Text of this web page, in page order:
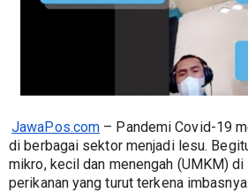
JawaPos.com – Pandemi Covid-19
di berbagai sektor menjadi lesu.
mikro, kecil dan menengah (UMKM)
perikanan yang turut terkena imbasnya.